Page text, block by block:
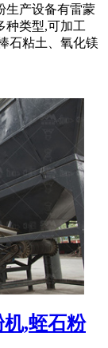
生产设备有雷蒙
种类型,可加工
石粘土、氧化镁
,蛭石粉